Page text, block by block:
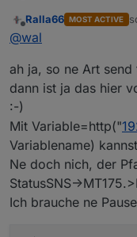
Im 192.168.2.28
geben.
Offline
Ralla66 MOST ACTIVE
@wal
ah ja, so ne Art send
dann ist ja das hier
:-)
Mit Variable=http("
Variablename)
Ne doch nich, der
StatusSNS-
Ich brauche ne